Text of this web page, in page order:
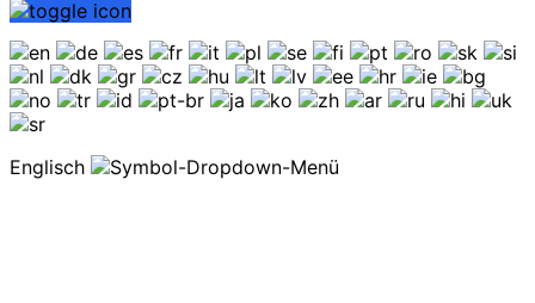
Englisch